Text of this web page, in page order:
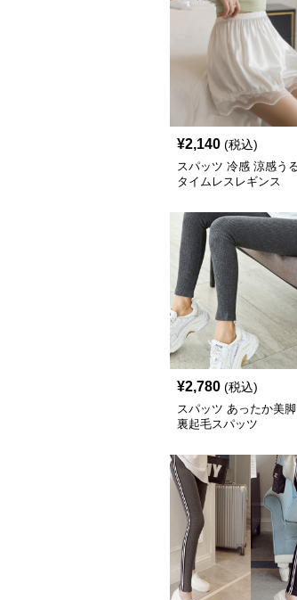
¥2,140 (税込)
スパッツ 冷感 涼感う
タイムレスレギンス
¥2,780 (税込)
スパッツ あったか美
裏起毛スパッツ